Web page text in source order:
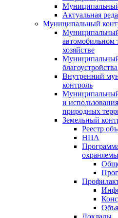
Актуальная
Муниципальный
автомобильном
хозяйстве
благоустройства
Внутренний
контроль
Муниципальный
и
природных
Земельный
Реестр
НПА
Доклады